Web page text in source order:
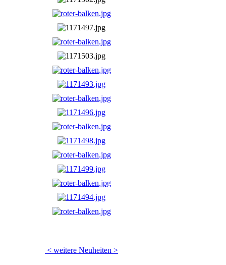
< weitere Neuheiten >